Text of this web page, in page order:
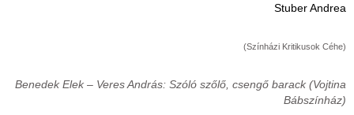
Stuber Andrea
(Színházi Kritikusok Céhe)
Benedek Elek – Veres András: Szóló szőlő, csengő barack (Vojtina
Bábszínház)